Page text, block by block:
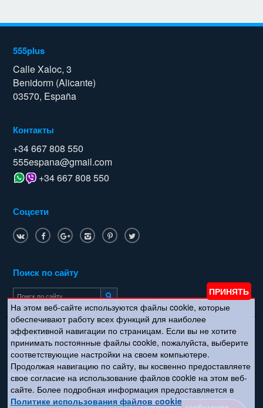
555plus
Calle Xaloc, 3
Benidorm (Alicante)
03570, España
Контакты
+34 667 808 550
555espana@gmail.com
+34 667 808 550
Соцсети
Поиск по сайту
Карта сайта
Политика конфиденциальности
Пользовательское соглашение
© Copyright 2011 – 2026
На этом веб-сайте используются файлы cookie, которые
обеспечивают работу всех функций для наиболее
эффективной навигации по страницам. Если вы не хотите
принимать постоянные файлы cookie, пожалуйста, выберите
соответствующие настройки на своем компьютере.
Продолжая навигацию по сайту, вы косвенно предоставляете
свое согласие на использование файлов cookie на этом веб-
сайте. Более подробная информация предоставляется в
Политике использования файлов сookie